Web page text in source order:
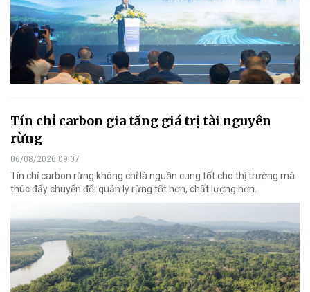
Tín chỉ carbon gia tăng giá trị tài nguyên
rừng
06/08/2026 09:07
Tín chỉ carbon rừng không chỉ là nguồn cung tốt cho thị trường mà
thúc đẩy chuyển đổi quản lý rừng tốt hơn, chất lượng hơn.